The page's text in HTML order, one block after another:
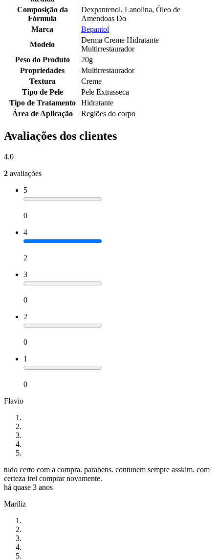
Composição da
Fórmula
Dexpantenol, Lanolina, Óleo de
Amendoas Do
Marca
Bepantol
Modelo
Derma Creme Hidratante
Multirrestaurador
Peso do Produto
20g
Propriedades
Multirrestaurador
Textura
Creme
Tipo de Pele
Pele Extrasseca
Tipo de Tratamento
Hidratante
Área de Aplicação
Regiões do corpo
Avaliações dos clientes
4.0
2 avaliações
5
0
4
2
3
0
2
0
1
0
Flavio
tudo certo com a compra. parabens. contunem sempre asskim. com
certeza irei comprar novamente.
há quase 3 anos
Mariliz